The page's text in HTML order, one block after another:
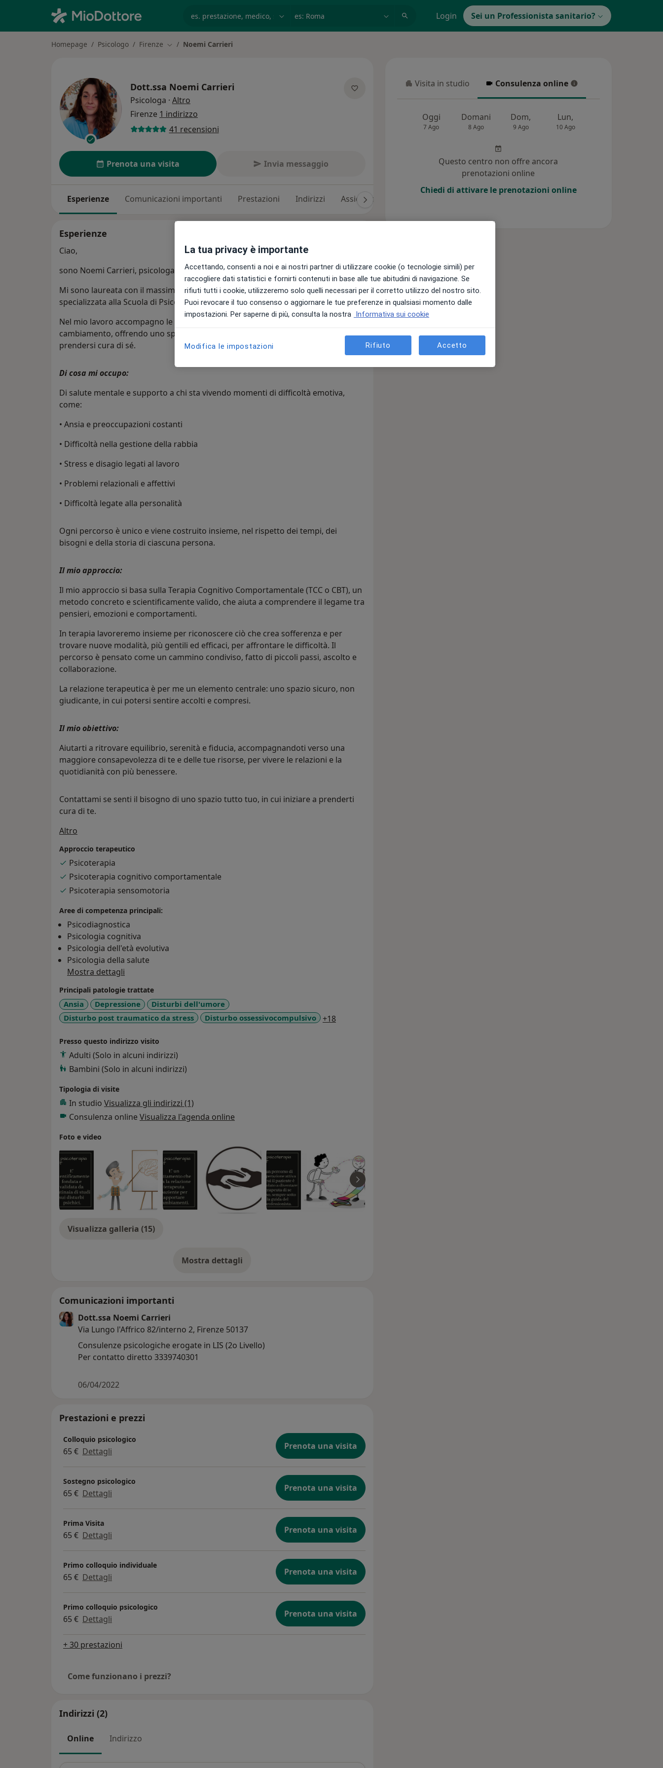
Login Sei un Professionista sanitario?
Homepage Psicologo Firenze Cambia città
Noemi Carrieri
Dott.ssa Noemi Carrieri
Psicologa · Altro
Firenze 1 indirizzo
41 recensioni
Prenota una visita Invia messaggio
Esperienze Comunicazioni importanti Prestazioni Indirizzi Assicurazioni
Esperienze
Ciao,
sono Noemi Carrieri, psicologa - psicoterapeuta Cognitivo Comporamentale.
Mi sono laureata con il massimo dei voti presso l’Università di Chieti e mi sono
specializzata alla Scuola di Psicoterapia di Firenze.
Nel mio lavoro accompagno le persone in un percorso di ascolto, comprensione e
cambiamento, offrendo uno spazio protetto in cui potersi fermare, riflettere e
prendersi cura di sé.
Di cosa mi occupo:
Di salute mentale e supporto a chi sta vivendo momenti di difficoltà emotiva,
come:
• Ansia e preoccupazioni costanti
• Difficoltà nella gestione della rabbia
• Stress e disagio legati al lavoro
• Problemi relazionali e affettivi
• Difficoltà legate alla personalità
Ogni percorso è unico e viene costruito insieme, nel rispetto dei tempi, dei
bisogni e della storia di ciascuna persona.
Il mio approccio:
Il mio approccio si basa sulla Terapia Cognitivo Comportamentale (TCC o CBT), un
metodo concreto e scientificamente valido, che aiuta a comprendere il legame tra
pensieri, emozioni e comportamenti.
In terapia lavoreremo insieme per riconoscere ciò che crea sofferenza e per
trovare nuove modalità, più gentili ed efficaci, per affrontare le difficoltà. Il
percorso è pensato come un cammino condiviso, fatto di piccoli passi, ascolto e
collaborazione.
La relazione terapeutica è per me un elemento centrale: uno spazio sicuro, non
giudicante, in cui potersi sentire accolti e compresi.
Il mio obiettivo:
Aiutarti a ritrovare equilibrio, serenità e fiducia, accompagnandoti verso una
maggiore consapevolezza di te e delle tue risorse, per vivere le relazioni e la
quotidianità con più benessere.
Contattami se senti il bisogno di uno spazio tutto tuo, in cui iniziare a prenderti
cura di te.
Altro
Approccio terapeutico
Psicoterapia
Psicoterapia cognitivo comportamentale
Psicoterapia sensomotoria
Aree di competenza principali:
Psicodiagnostica
Psicologia cognitiva
Psicologia dell'età evolutiva
Psicologia della salute
Mostra dettagli
Principali patologie trattate
Ansia Depressione
Disturbi dell'umore
Disturbo post traumatico da stress
Disturbo ossessivocompulsivo +18a11y_sr_more_diseases
Presso questo indirizzo visito
Adulti (Solo in alcuni indirizzi)
Bambini (Solo in alcuni indirizzi)
Tipologia di visite
In studio Visualizza gli indirizzi (1)
Consulenza online Visualizza l'agenda online
Foto e video
Visualizza galleria (15)
Mostra dettagli
sull'esperienza
Comunicazioni importanti
Dott.ssa Noemi Carrieri
Via Lungo l'Affrico 82/interno 2, Firenze 50137
Consulenze psicologiche erogate in LIS (2o Livello)
Per contatto diretto 3339740301
06/04/2022
Prestazioni e prezzi
Colloquio psicologico
65 € Dettagli Prenota una visita
Sostegno psicologico
65 € Dettagli Prenota una visita
Prima Visita
65 € Dettagli Prenota una visita
Primo colloquio individuale
65 € Dettagli Prenota una visita
Primo colloquio psicologico
65 € Dettagli Prenota una visita
+ 30 prestazioni
Come funzionano i prezzi?
Indirizzi (2)
Online Indirizzo
Visita in studio
Visita in studio Consulenza online
Consulenza online
Oggi
7 Ago
Domani
8 Ago
Dom,
9 Ago
Lun,
10 Ago
Questo centro non offre ancora
prenotazioni online
Chiedi di attivare le prenotazioni online
La tua privacy è importante
Accettando, consenti a noi e ai nostri partner di utilizzare cookie (o tecnologie simili) per
raccogliere dati statistici e fornirti contenuti in base alle tue abitudini di navigazione. Se
rifiuti tutti i cookie, utilizzeremo solo quelli necessari per il corretto utilizzo del nostro sito.
Puoi revocare il tuo consenso o aggiornare le tue preferenze in qualsiasi momento dalle
impostazioni. Per saperne di più, consulta la nostra Informativa sui cookie
Modifica le impostazioni Rifiuto Accetto